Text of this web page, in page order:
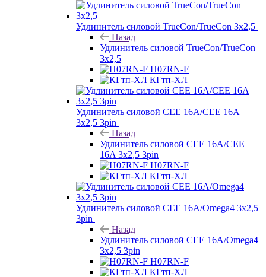
Удлинитель силовой TrueCon/TrueCon 3х2,5
Назад
Удлинитель силовой TrueCon/TrueCon
3х2,5
H07RN-F
КГтп-ХЛ
Удлинитель силовой CEE 16A/CEE 16A
3х2,5 3pin
Назад
Удлинитель силовой CEE 16A/CEE
16A 3х2,5 3pin
H07RN-F
КГтп-ХЛ
Удлинитель силовой CEE 16A/Omega4 3х2,5
3pin
Назад
Удлинитель силовой CEE 16A/Omega4
3х2,5 3pin
H07RN-F
КГтп-ХЛ